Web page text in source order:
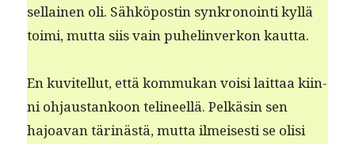
sel­l­ainen oli. Sähkö­postin synkro­noin­ti kyl­lä
toi­mi, mut­ta siis vain puhe­lin­verkon kautta.
En kuvitel­lut, että kom­mukan voisi lait­taa kiin­
ni ohjaus­tankoon telineel­lä. Pelkäsin sen
hajoa­van tärinästä, mut­ta ilmeis­es­ti se olisi